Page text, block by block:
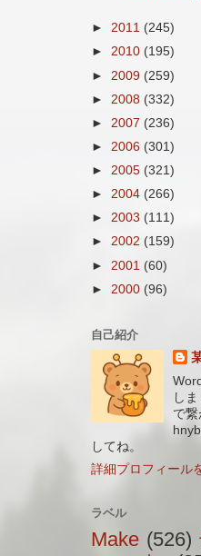
► 2011 (245)
► 2010 (195)
► 2009 (259)
► 2008 (332)
► 2007 (236)
► 2006 (301)
► 2005 (321)
► 2004 (266)
► 2003 (111)
► 2002 (159)
► 2001 (60)
► 2000 (96)
自己紹介
し
で
してね。
詳細プロフィール
ラベル
Make (526)